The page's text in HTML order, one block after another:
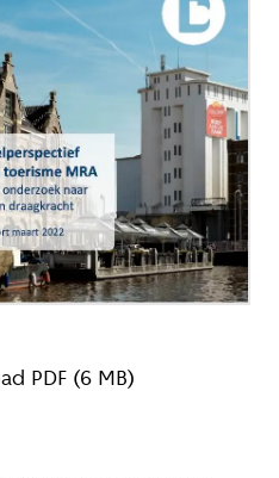
PDF (6 MB)